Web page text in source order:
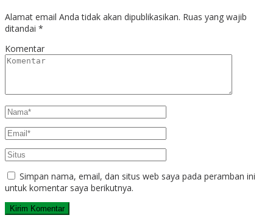
Alamat email Anda tidak akan dipublikasikan. Ruas yang wajib
ditandai *
Komentar
Simpan nama, email, dan situs web saya pada peramban ini
untuk komentar saya berikutnya.